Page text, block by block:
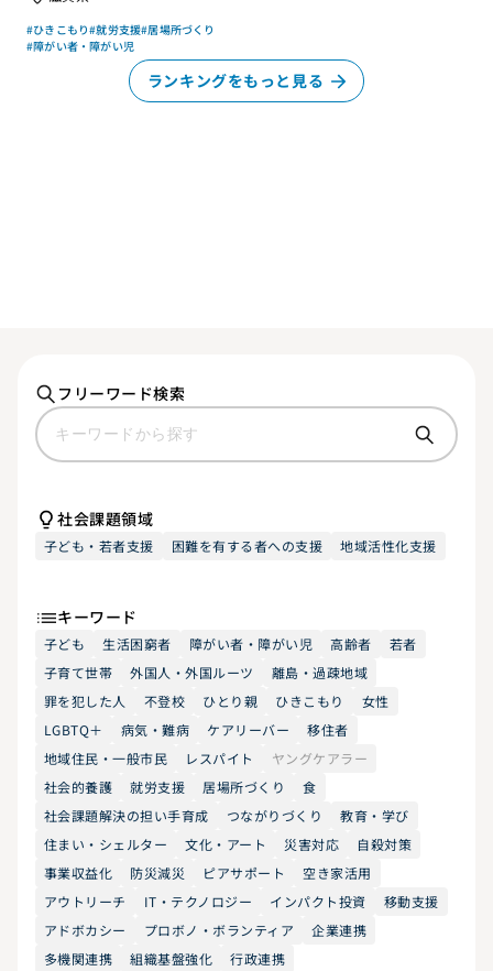
#ひきこもり#就労支援#居場所づくり
#障がい者・障がい児
ランキングをもっと見る
フリーワード検索
社会課題領域
子ども・若者支援 困難を有する者への支援 地域活性化支援
キーワード
子ども 生活困窮者 障がい者・障がい児 高齢者
若者
子育て世帯
外国人・外国ルーツ
離島・過疎地域
罪を犯した人
不登校 ひとり親 ひきこもり
女性
LGBTQ＋
病気・難病 ケアリーバー
移住者
地域住民・一般市民
レスパイト
ヤングケアラー
社会的養護
就労支援 居場所づくり
食
社会課題解決の担い手育成
つながりづくり
教育・学び
住まい・シェルター
文化・アート 災害対応
自殺対策
事業収益化
防災減災 ピアサポート
空き家活用
アウトリーチ
IT・テクノロジー インパクト投資
移動支援
アドボカシー
プロボノ・ボランティア
企業連携
多機関連携
組織基盤強化
行政連携